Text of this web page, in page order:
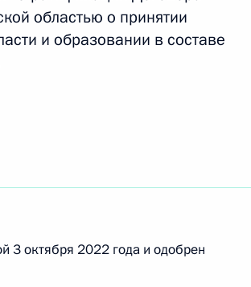
платежи по ЖКХ для граждан,
областью о принятии
и образовании в составе
3 октября 2022 года и одобрен